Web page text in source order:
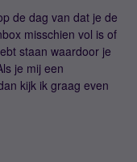
de dag van dat je de
misschien vol is of
staan waardoor je
je mij een
kijk ik graag even